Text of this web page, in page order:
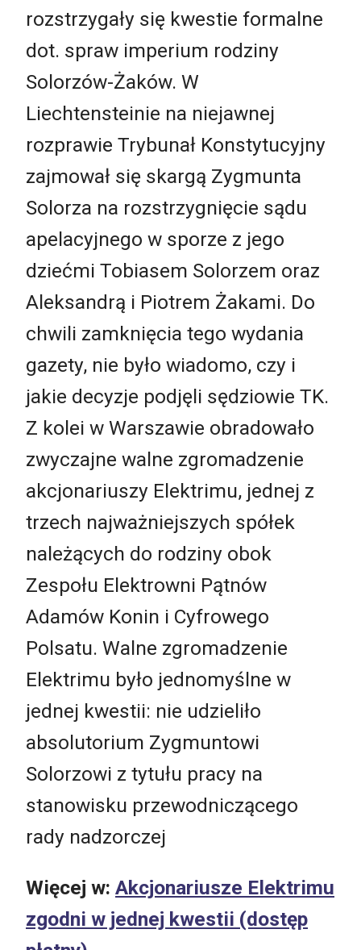
rozstrzygały się kwestie formalne
dot. spraw imperium rodziny
Solorzów-Żaków. W
Liechtensteinie na niejawnej
rozprawie Trybunał Konstytucyjny
zajmował się skargą Zygmunta
Solorza na rozstrzygnięcie sądu
apelacyjnego w sporze z jego
dziećmi Tobiasem Solorzem oraz
Aleksandrą i Piotrem Żakami. Do
chwili zamknięcia tego wydania
gazety, nie było wiadomo, czy i
jakie decyzje podjęli sędziowie TK.
Z kolei w Warszawie obradowało
zwyczajne walne zgromadzenie
akcjonariuszy Elektrimu, jednej z
trzech najważniejszych spółek
należących do rodziny obok
Zespołu Elektrowni Pątnów
Adamów Konin i Cyfrowego
Polsatu. Walne zgromadzenie
Elektrimu było jednomyślne w
jednej kwestii: nie udzieliło
absolutorium Zygmuntowi
Solorzowi z tytułu pracy na
stanowisku przewodniczącego
rady nadzorczej
Więcej w: Akcjonariusze Elektrimu
zgodni w jednej kwestii (dostęp